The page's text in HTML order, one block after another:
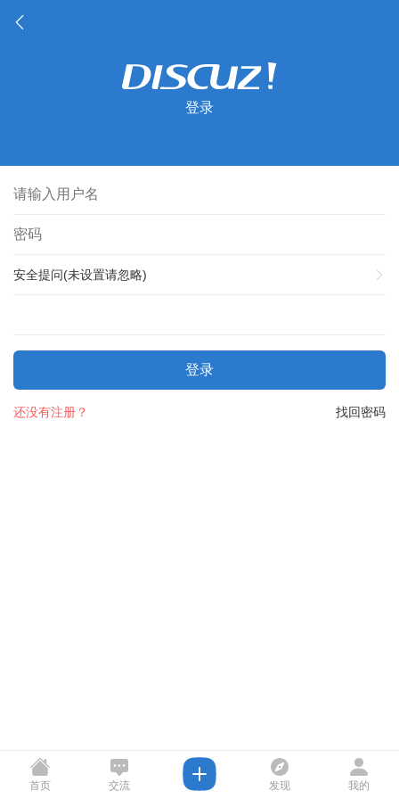
登录
安全提问(未设置请忽略)
登录
找回密码
还没有注册？
首页 交流 发现 我的